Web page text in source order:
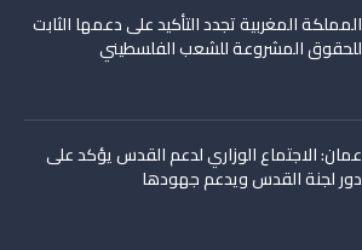
المملكة المغربية تجدد التأكيد على دعمها الثابت
للحقوق المشروعة للشعب الفلسطيني
عمان: الاجتماع الوزاري لدعم القدس يؤكد على
دور لجنة القدس ويدعم جهودها